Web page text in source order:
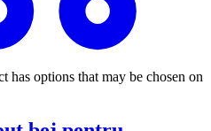
has options that may be chosen on